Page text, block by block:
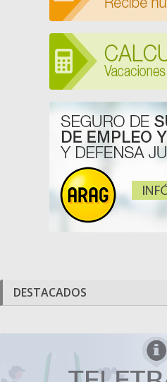
DESTACADOS